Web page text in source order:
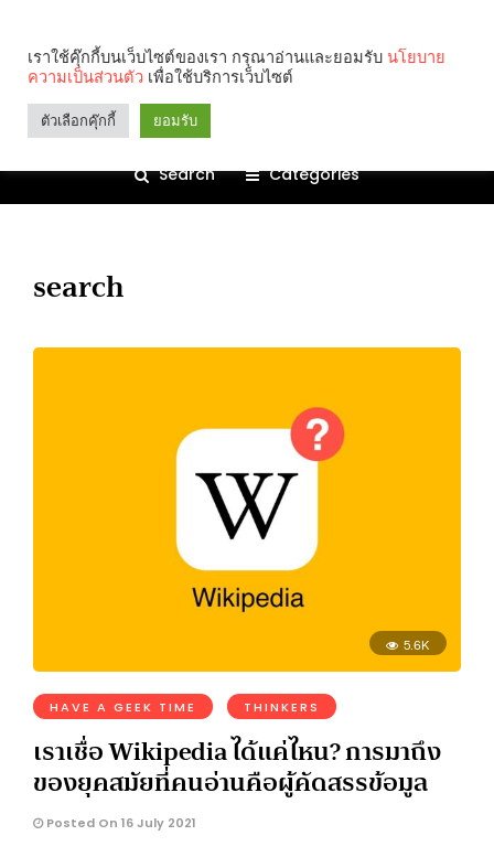
Search Categories
search
5.6K
HAVE A GEEK TIME THINKERS
เราเชื่อ Wikipedia ได้แค่ไหน? การมาถึง
ของยุคสมัยที่คนอ่านคือผู้คัดสรรข้อมูล
Posted On 16 July 2021
เราใช้คุ๊กกี้บนเว็บไซต์ของเรา กรุณาอ่านและยอมรับ นโยบาย
ความเป็นส่วนตัว เพื่อใช้บริการเว็บไซต์
ตัวเลือกคุ๊กกี้ ยอมรับ